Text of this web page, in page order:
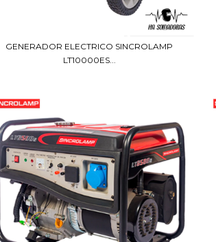
GENERADOR ELECTRICO SINCROLAMP
LT10000ES...